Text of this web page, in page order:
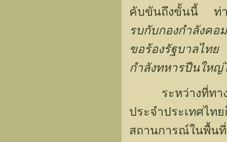
คับขันถึงขั้นนี้ ท่
รบกับกองกำลังค
ขอร้องรัฐบาลไท
กำลังทหารปืนใหญ่
ระหว่างที่ทางรั
ประจำประเทศไท
สถานการณ์ในพื้น